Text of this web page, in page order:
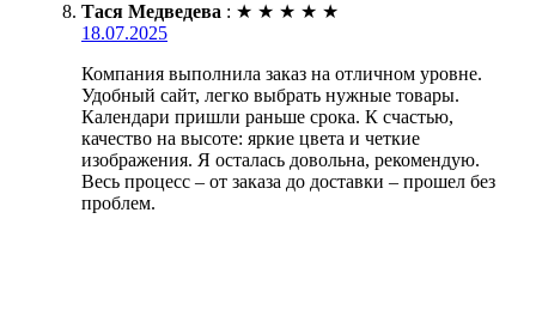
Тася Медведева : ★ ★ ★ ★ ★
18.07.2025
Компания выполнила заказ на отличном уровне.
Удобный сайт, легко выбрать нужные товары.
Календари пришли раньше срока. К счастью,
качество на высоте: яркие цвета и четкие
изображения. Я осталась довольна, рекомендую.
Весь процесс – от заказа до доставки – прошел без
проблем.